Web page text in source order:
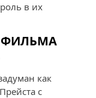
в их
ФИЛЬМА
как
с